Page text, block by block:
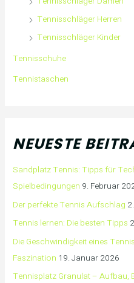
Tennisschläger Herren
Tennisschläger Kinder
Tennisschuhe
Tennistaschen
NEUESTE
Sandplatz Tennis: Tipps für
Spielbedingungen 9. Februar
Der perfekte Tennis Aufschlag
Tennis lernen: Die besten Tipps
Die Geschwindigkeit eines
Faszination 19. Januar 2026
Tennisplatz Granulat – Aufbau,